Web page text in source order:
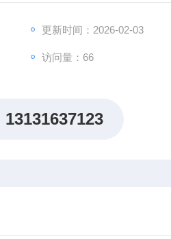
更新时间：2026-02-03
访问量：66
13131637123